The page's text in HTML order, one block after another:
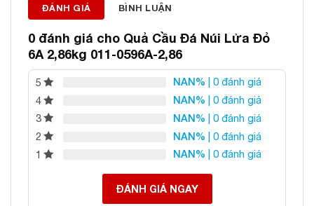
ĐÁNH GIÁ BÌNH LUẬN
0 đánh giá cho Quả Cầu Đá Núi Lửa Đỏ
6A 2,86kg 011-0596A-2,86
5 NAN% | 0 đánh giá
4
NAN% | 0 đánh giá
3
NAN% | 0 đánh giá
2
NAN% | 0 đánh giá
1
NAN% | 0 đánh giá
ĐÁNH GIÁ NGAY